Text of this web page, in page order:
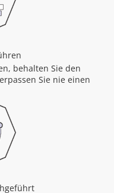
behalten Sie den
Sie nie einen